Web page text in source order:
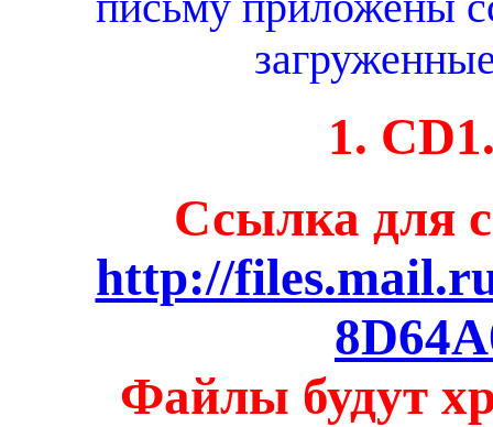
1.
Ссылка для
http://
Файлы будут